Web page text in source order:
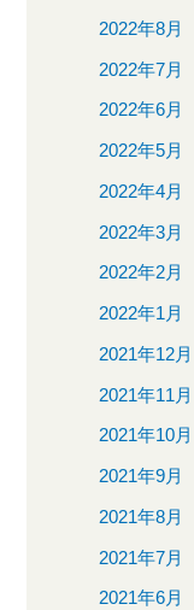
2022年8月
2022年7月
2022年6月
2022年5月
2022年4月
2022年3月
2022年2月
2022年1月
2021年12月
2021年11月
2021年10月
2021年9月
2021年8月
2021年7月
2021年6月